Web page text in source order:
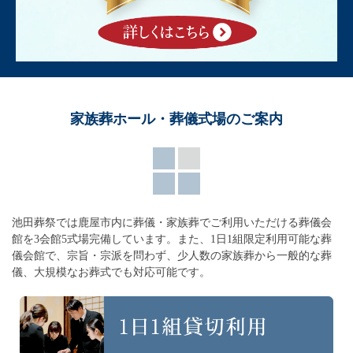
家族葬ホール・葬儀式場のご案内
池田葬祭では鹿屋市内に葬儀・家族葬でご利用いただける葬儀会
館を3会館5式場完備しています。
また、1日1組限定利用可能な葬
儀会館で、宗旨・宗派を問わず、 少人数の家族葬から一般的な葬
儀、大規模なお葬式でも対応可能です。